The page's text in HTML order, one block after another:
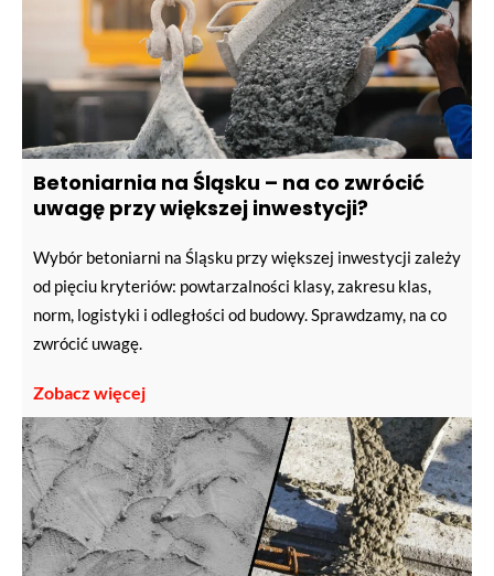
Betoniarnia na Śląsku – na co zwrócić
uwagę przy większej inwestycji?
Wybór betoniarni na Śląsku przy większej inwestycji zależy
od pięciu kryteriów: powtarzalności klasy, zakresu klas,
norm, logistyki i odległości od budowy. Sprawdzamy, na co
zwrócić uwagę.
Zobacz więcej